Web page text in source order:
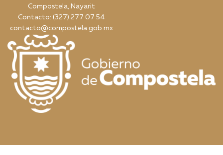
Compostela, Nayarit
Contacto: (327) 277 07 54
contacto@compostela.gob.mx